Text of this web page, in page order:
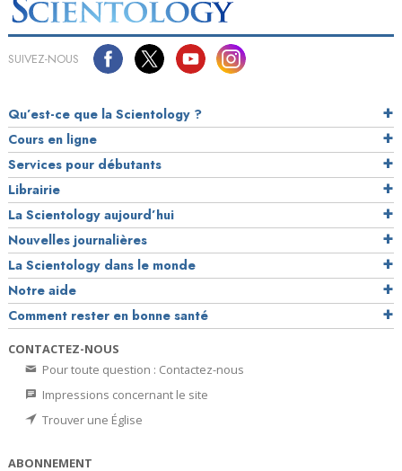
SUIVEZ-NOUS
Qu’est-ce que la Scientology ?
Cours en ligne
Services pour débutants
Librairie
La Scientology aujourd’hui
Nouvelles journalières
La Scientology dans le monde
Notre aide
Comment rester en bonne santé
CONTACTEZ-NOUS
Pour toute question : Contactez-nous
Impressions concernant le site
Trouver une Église
ABONNEMENT